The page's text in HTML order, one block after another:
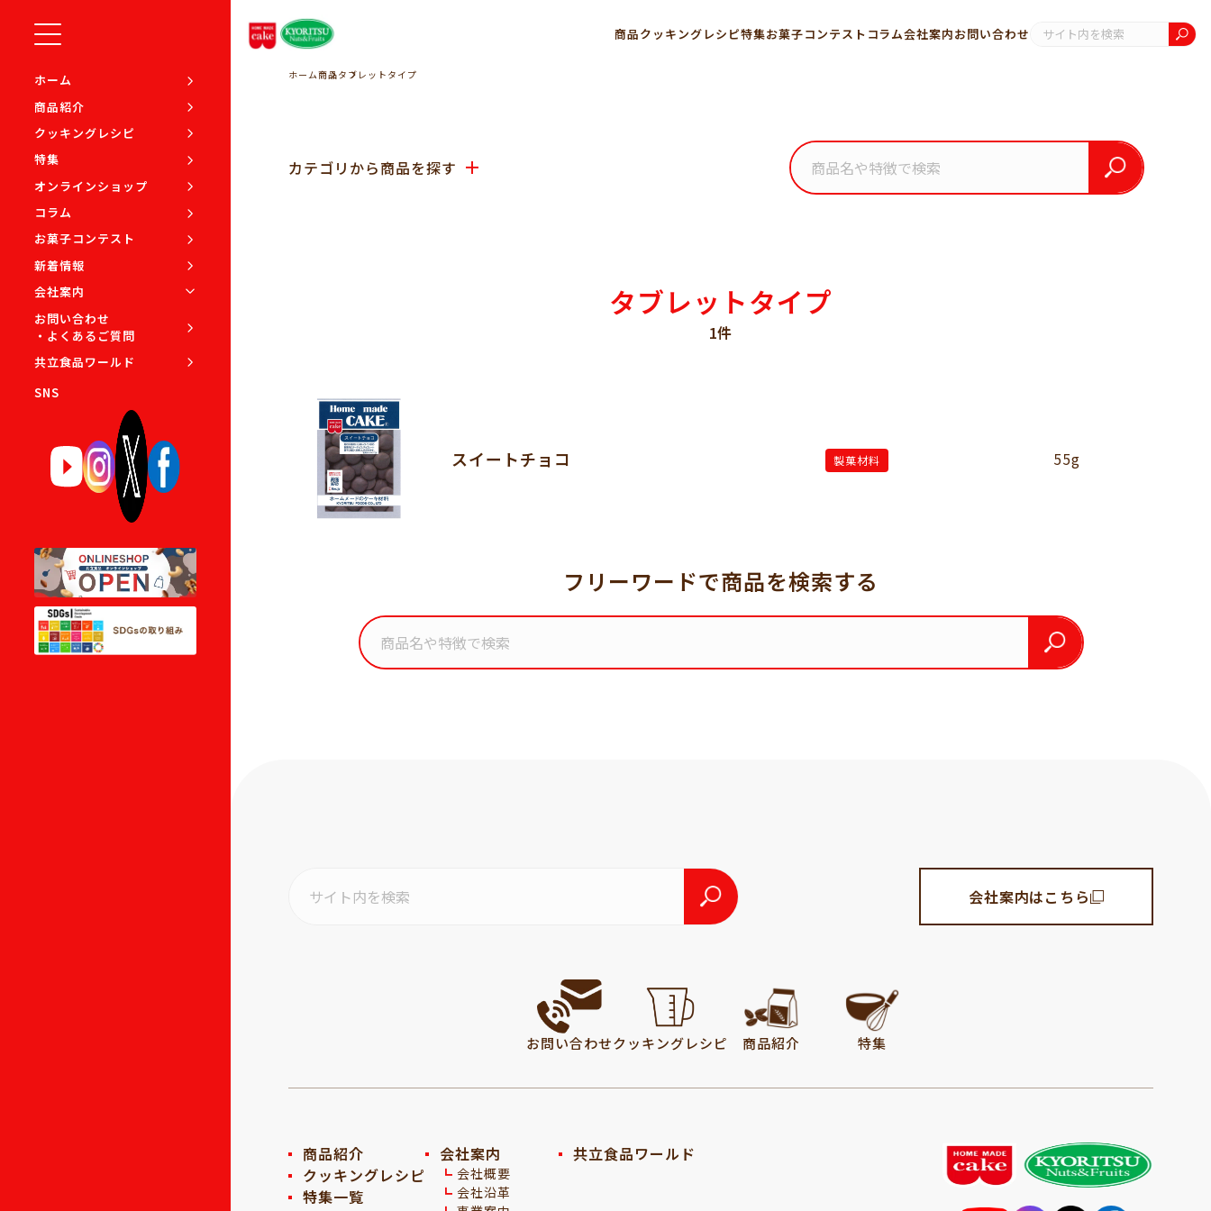
ホーム
商品紹介
クッキングレシピ
特集
オンラインショップ
コラム
お菓子コンテスト
新着情報
会社案内
お問い合わせ
・よくあるご質問
共立食品ワールド
SNS
商品クッキングレシピ特集お菓子コンテスト コラム会社案内お問い合わせ
ホーム商品タブレットタイプ
カテゴリから商品を探す
タブレットタイプ
1件
スイートチョコ 製菓材料 55g
フリーワードで商品を検索する
会社案内はこちら
お問い合わせクッキングレシピ 商品紹介 特集
商品紹介
クッキングレシピ
特集一覧
会社案内
会社概要
会社沿革
共立食品ワールド